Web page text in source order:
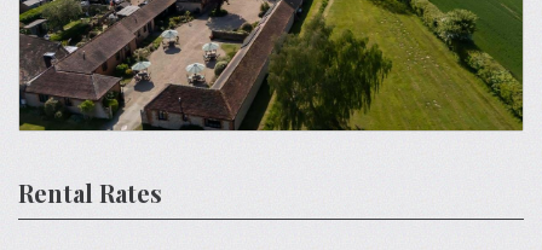
Rental Rates